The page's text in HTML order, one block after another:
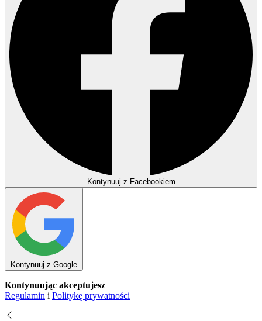
Kontynuuj z Facebookiem
Kontynuuj z Google
Kontynuując akceptujesz
Regulamin i Politykę prywatności